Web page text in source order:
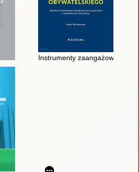
Instrumenty zaangażowania